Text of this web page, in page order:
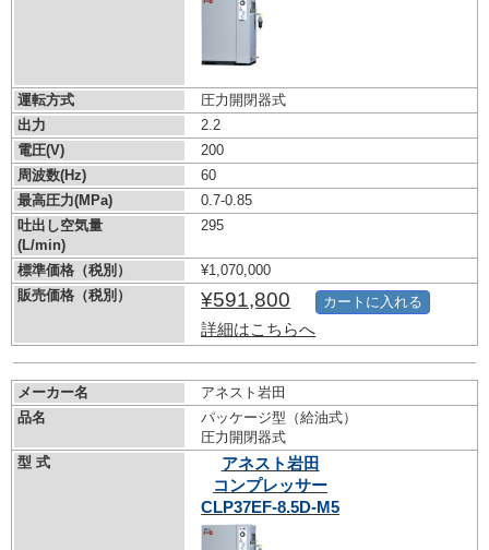
運転方式
圧力開閉器式
出力
2.2
電圧(V)
200
周波数(Hz)
60
最高圧力(MPa)
0.7-0.85
吐出し空気量
(L/min)
295
標準価格（税別）
¥1,070,000
販売価格（税別）
¥591,800
詳細はこちらへ
カートに入れる
メーカー名
アネスト岩田
品名
パッケージ型（給油式）
圧力開閉器式
型 式
アネスト岩田
コンプレッサー
CLP37EF-8.5D-M5